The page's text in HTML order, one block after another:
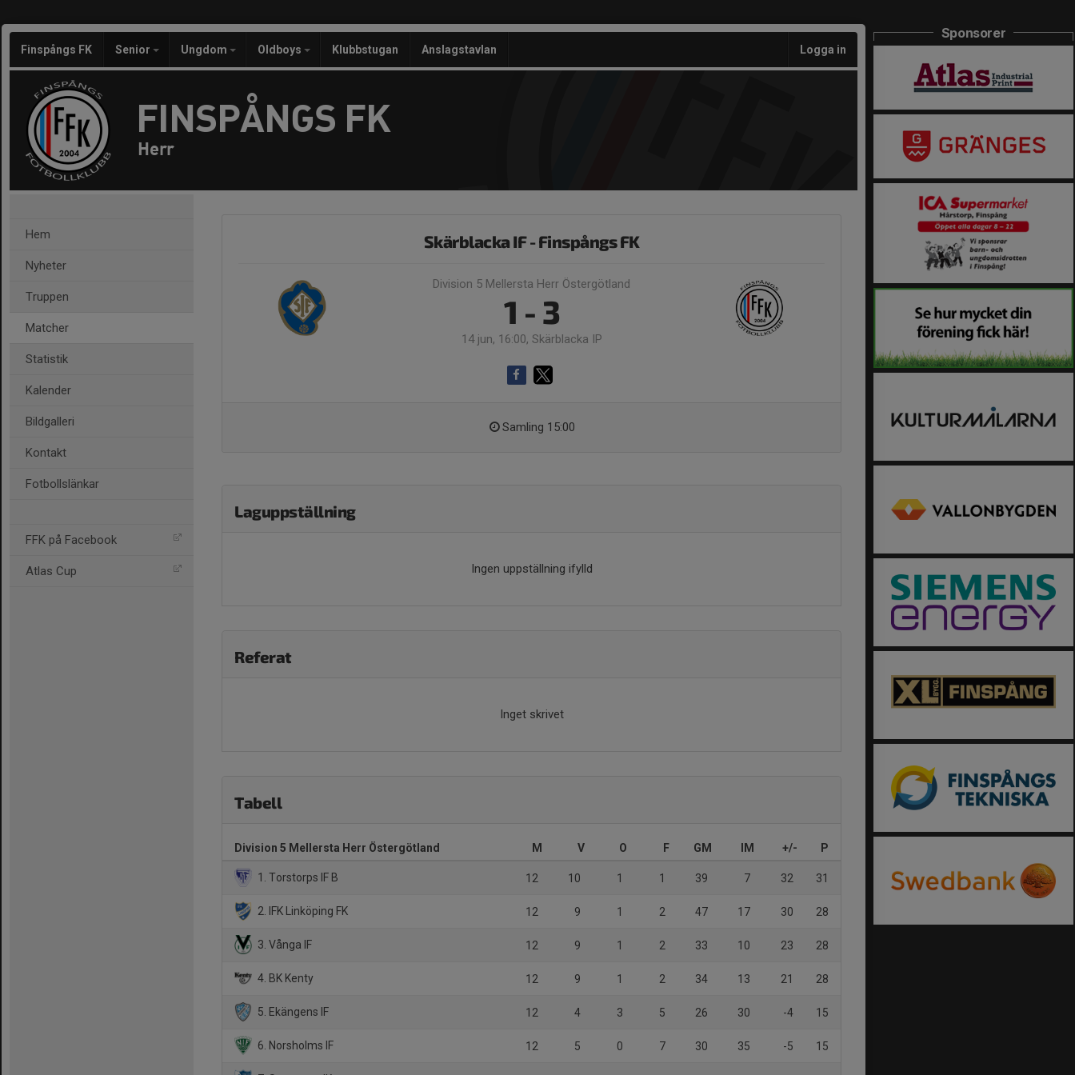
Finspångs FK Senior Ungdom Oldboys Klubbstugan Anslagstavlan Logga in
FINSPÅNGS FK
Herr
Hem
Nyheter
Truppen
Matcher
Statistik
Kalender
Bildgalleri
Kontakt
Fotbollslänkar
FFK på Facebook
Atlas Cup
Skärblacka IF - Finspångs FK
Division 5 Mellersta Herr Östergötland
1 - 3
14 jun, 16:00, Skärblacka IP
Samling 15:00
Laguppställning
Ingen uppställning ifylld
Referat
Inget skrivet
Tabell
Division 5 Mellersta Herr Östergötland M V O F GM IM +/- P
1. Torstorps IF B 12 10 1 1 39 7 32 31
2. IFK Linköping FK 12 9 1 2 47 17 30 28
3. Vånga IF 12 9 1 2 33 10 23 28
4. BK Kenty 12 9 1 2 34 13 21 28
5. Ekängens IF 12 4 3 5 26 30 -4 15
6. Norsholms IF 12 5 0 7 30 35 -5 15
Sponsorer